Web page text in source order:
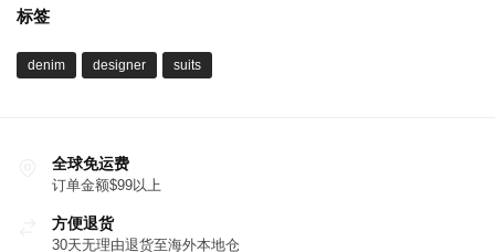
标签
denim designer suits
全球免运费
订单金额$99以上
方便退货
30天无理由退货至海外本地仓